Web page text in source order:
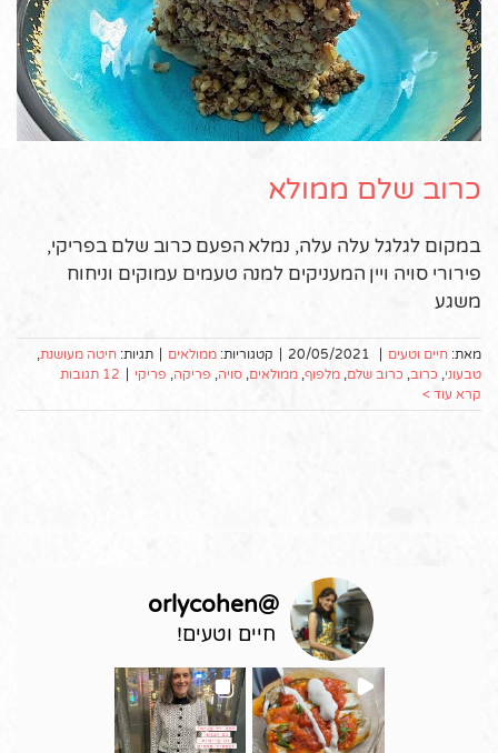
כרוב שלם ממולא
במקום לגלגל עלה עלה, נמלא הפעם כרוב שלם בפריקי,
פירורי סויה ויין המעניקים למנה טעמים עמוקים וניחוח
משגע
מאת: חיים וטעים 20/05/2021 קטגוריות: ממולאים תגיות: חיטה מעושנת,
טבעוני, כרוב, כרוב שלם, מלפוף, ממולאים, סויה, פריקה, פריקי
12 תגובות
קרא עוד >
@
orlycohen
חיים וטעים!